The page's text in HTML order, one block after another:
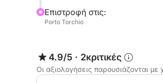
Επιστροφή στις:
Porto Torchio
4.9/5 · 2κριτικές
Οι αξιολογήσεις παρουσιάζονται με